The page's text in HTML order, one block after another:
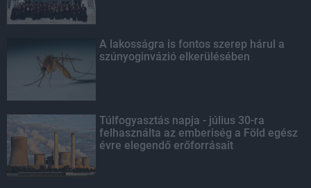
A lakosságra is fontos szerep hárul a
szúnyoginvázió elkerülésében
Túlfogyasztás napja - július 30-ra
felhasználta az emberiség a Föld egész
évre elegendő erőforrásait